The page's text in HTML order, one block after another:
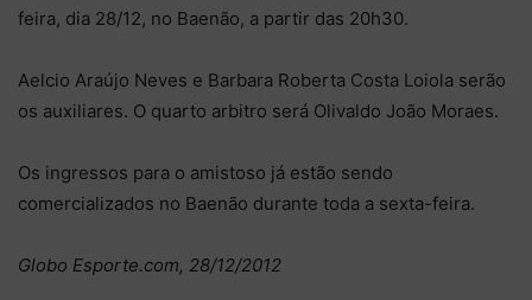
feira, dia 28/12, no Baenão, a partir das 20h30.
Aelcio Araújo Neves e Barbara Roberta Costa Loiola serão
os auxiliares. O quarto arbitro será Olivaldo João Moraes.
Os ingressos para o amistoso já estão sendo
comercializados no Baenão durante toda a sexta-feira.
Globo Esporte.com, 28/12/2012